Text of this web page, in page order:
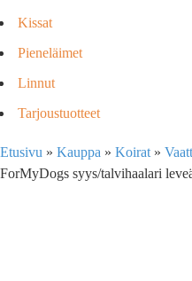
Kissat
Pieneläimet
Linnut
Tarjoustuotteet
Etusivu » Kauppa » Koirat »
ForMyDogs syys/talvihaalari